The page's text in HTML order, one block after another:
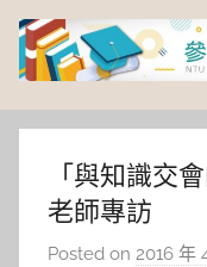
Skip
content
臺
大
「與知識交
老師專訪
Posted on 2016 年